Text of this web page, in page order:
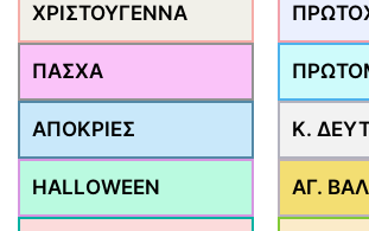
ΧΡΙΣΤΟΥΓΕΝΝΑ
ΠΑΣΧΑ
ΑΠΟΚΡΙΕΣ Κ.
HALLOWEEN ΑΓ.